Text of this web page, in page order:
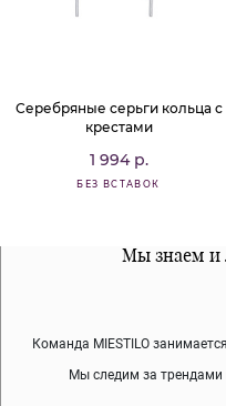
Серебряные серьги кольца с
крестами
1 994 р.
БЕЗ ВСТАВОК
Мы знаем и
Команда MIESTILO
Мы следим за
Все наши
Мы используем покрытие
содержит никеля и
Примерка
Во время доставки спокойно
что вам нравятся,